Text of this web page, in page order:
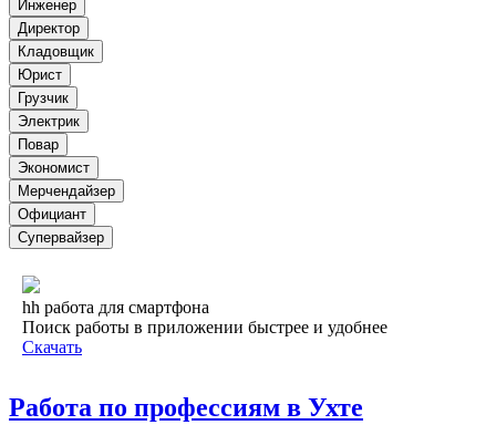
Инженер
Директор
Кладовщик
Юрист
Грузчик
Электрик
Повар
Экономист
Мерчендайзер
Официант
Супервайзер
hh работа для смартфона
Поиск работы в приложении быстрее и удобнее
Скачать
Работа по профессиям в Ухте